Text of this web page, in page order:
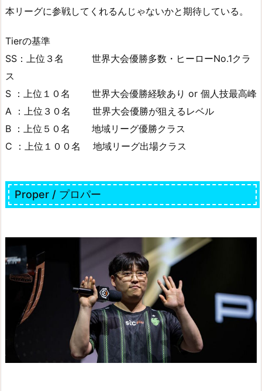
本リーグに参戦してくれるんじゃないかと期待している。
Tierの基準
SS：上位３名 世界大会優勝多数・ヒーローNo.1クラ
ス
S ：上位１０名 世界大会優勝経験あり or 個人技最高峰
A ：上位３０名 世界大会優勝が狙えるレベル
B ：上位５０名 地域リーグ優勝クラス
C ：上位１００名 地域リーグ出場クラス
Proper / プロパー